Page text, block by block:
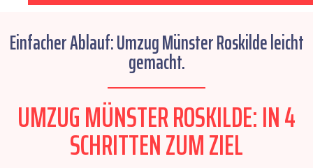
Einfacher Ablauf: Umzug Münster Roskilde leicht
gemacht.
UMZUG MÜNSTER ROSKILDE: IN 4
SCHRITTEN ZUM ZIEL